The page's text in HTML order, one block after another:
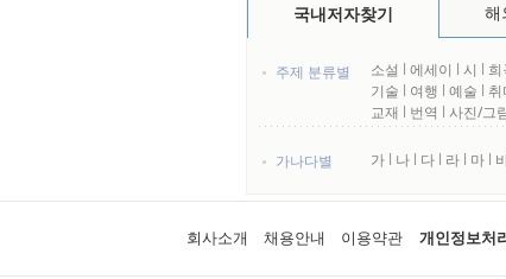
국내저자찾기 해
주제 분류별 소설 l 에세이 l 시 l 희
기술 l 여행 l 예술 l
교재 l 번역 l 사진/그
가나다별 가 l 나 l 다 l 라 l 마 l
회사소개 채용안내 이용약관 개인정보처